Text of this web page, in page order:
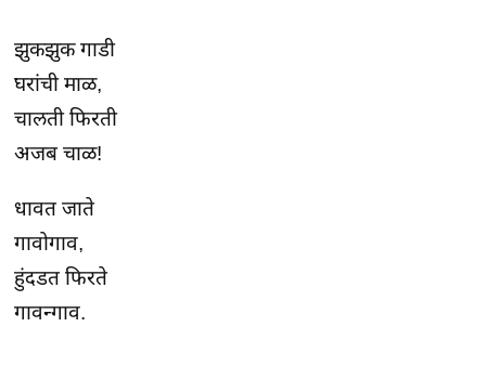
झुकझुक गाडी
घरांची माळ,
चालती फिरती
अजब चाळ!
धावत जाते
गावोगाव,
हुंदडत फिरते
गावन्गाव.